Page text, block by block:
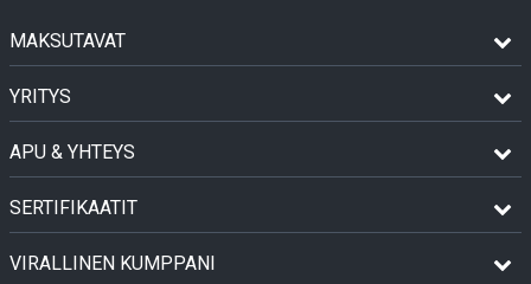
MAKSUTAVAT
YRITYS
APU & YHTEYS
SERTIFIKAATIT
VIRALLINEN KUMPPANI